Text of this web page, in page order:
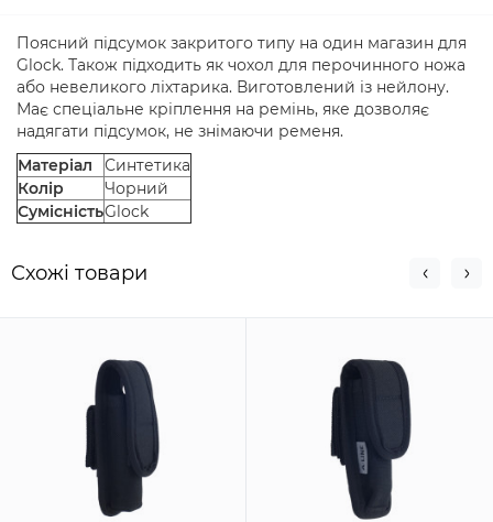
Поясний підсумок закритого типу на один магазин для
Glock. Також підходить як чохол для перочинного ножа
або невеликого ліхтарика. Виготовлений із нейлону.
Має спеціальне кріплення на ремінь, яке дозволяє
надягати підсумок, не знімаючи ременя.
Матеріал
Синтетика
Колір
Чорний
СумісністьGlock
Схожi товари